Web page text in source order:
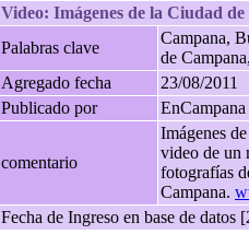
Video: Imágenes de la Ciudad
Palabras clave
Campana,
de
Agregado fecha
23/08/2011
Publicado por
EnCampana
comentario
Imágenes
video de un
fotografías
Campana.
Fecha de Ingreso en base de datos